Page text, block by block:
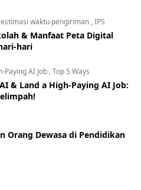
estimasi waktu pengiriman ,IPS
& Manfaat Peta Digital
hari
Paying AI Job ,Top 5 Ways
& Land a High-Paying AI Job:
Orang Dewasa di Pendidikan